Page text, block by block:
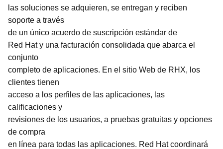
las soluciones se adquieren, se entregan y reciben
soporte a través
de un único acuerdo de suscripción estándar de
Red Hat y una facturación consolidada que abarca el
conjunto
completo de aplicaciones. En el sitio Web de RHX, los
clientes tienen
acceso a los perfiles de las aplicaciones, las
calificaciones y
revisiones de los usuarios, a pruebas gratuitas y opciones
de compra
en línea para todas las aplicaciones. Red Hat coordinará